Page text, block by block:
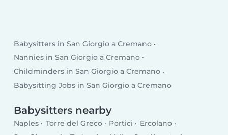
Babysitters in San Giorgio a Cremano
Nannies in San Giorgio a Cremano
Childminders in San Giorgio a Cremano
Babysitting Jobs in San Giorgio a Cremano
Babysitters nearby
Naples Torre del Greco Portici
Ercolano